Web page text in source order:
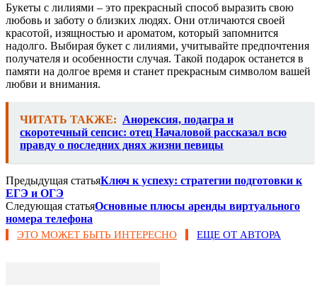
Букеты с лилиями – это прекрасный способ выразить свою
любовь и заботу о близких людях. Они отличаются своей
красотой, изящностью и ароматом, который запомнится
надолго. Выбирая букет с лилиями, учитывайте предпочтения
получателя и особенности случая. Такой подарок останется в
памяти на долгое время и станет прекрасным символом вашей
любви и внимания.
ЧИТАТЬ ТАКЖЕ: Анорексия, подагра и
скоротечный сепсис: отец Началовой рассказал всю
правду о последних днях жизни певицы
Предыдущая статьяКлюч к успеху: стратегии подготовки к
ЕГЭ и ОГЭ
Следующая статьяОсновные плюсы аренды виртуального
номера телефона
ЭТО МОЖЕТ БЫТЬ ИНТЕРЕСНО ЕЩЕ ОТ АВТОРА